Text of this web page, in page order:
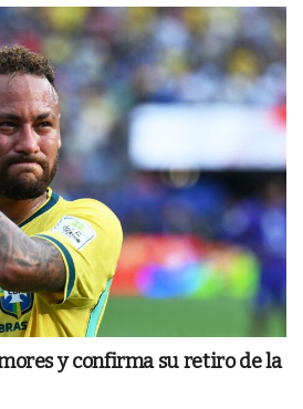
y confirma su retiro de la